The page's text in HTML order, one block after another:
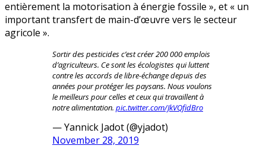
entièrement la motorisation à énergie fossile », et « un
important transfert de main-d’œuvre vers le secteur
agricole ».
Sortir des pesticides c’est créer 200 000 emplois
d’agriculteurs. Ce sont les écologistes qui luttent
contre les accords de libre-échange depuis des
années pour protéger les paysans. Nous voulons
le meilleurs pour celles et ceux qui travaillent à
notre alimentation. pic.twitter.com/JkVQfidBro
— Yannick Jadot (@yjadot)
November 28, 2019